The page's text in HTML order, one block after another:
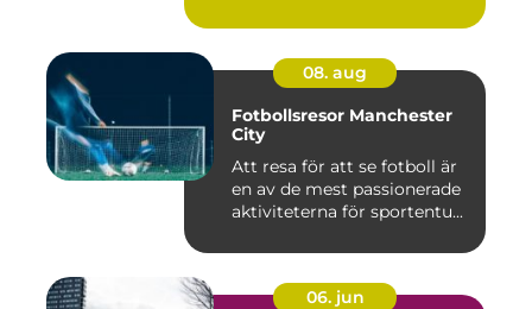
08. aug
Fotbollsresor Manchester
City
Att resa för att se fotboll är
en av de mest passionerade
aktiviteterna för sportentu...
06. jun